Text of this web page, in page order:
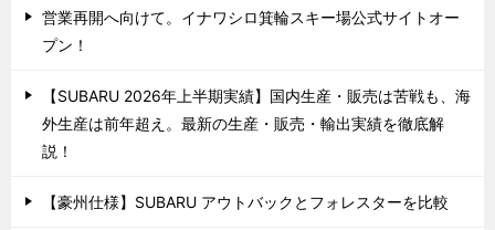
営業再開へ向けて。イナワシロ箕輪スキー場公式サイトオー
プン！
【SUBARU 2026年上半期実績】国内生産・販売は苦戦も、海
外生産は前年超え。最新の生産・販売・輸出実績を徹底解
説！
【豪州仕様】SUBARU アウトバックとフォレスターを比較